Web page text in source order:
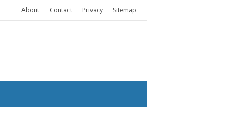
About Contact Privacy Sitemap